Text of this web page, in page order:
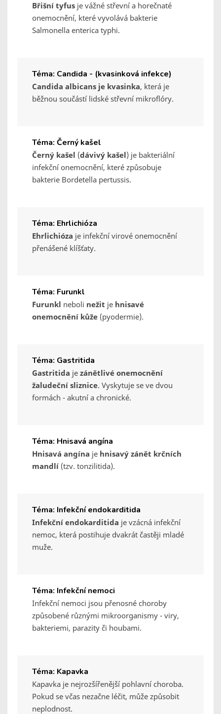
Břišní tyfus je vážné střevní a horečnaté
onemocnění, které vyvolává bakterie
Salmonella enterica typhi.
Téma: Candida - (kvasinková infekce)
Candida albicans je kvasinka, která je
běžnou součástí lidské střevní mikroflóry.
Téma: Černý kašel
Černý kašel (dávivý kašel) je bakteriální
infekční onemocnění, které způsobuje
bakterie Bordetella pertussis.
Téma: Ehrlichióza
Ehrlichióza je infekční virové onemocnění
přenášené klíšťaty.
Téma: Furunkl
Furunkl neboli nežit je hnisavé
onemocnění kůže (pyodermie).
Téma: Gastritida
Gastritida je zánětlivé onemocnění
žaludeční sliznice. Vyskytuje se ve dvou
formách - akutní a chronické.
Téma: Hnisavá angína
Hnisavá angína je hnisavý zánět krčních
mandlí (tzv. tonzilitida).
Téma: Infekční endokarditida
Infekční endokarditida je vzácná infekční
nemoc, která postihuje dvakrát častěji mladé
muže.
Téma: Infekční nemoci
Infekční nemoci jsou přenosné choroby
způsobené různými mikroorganismy - viry,
bakteriemi, parazity či houbami.
Téma: Kapavka
Kapavka je nejrozšířenější pohlavní choroba.
Pokud se včas nezačne léčit, může způsobit
neplodnost.